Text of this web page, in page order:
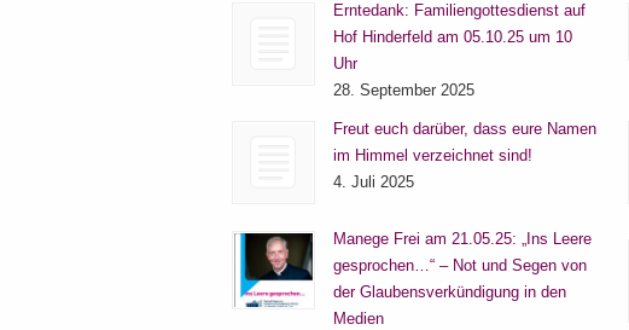
Erntedank: Familiengottesdienst auf
Hof Hinderfeld am 05.10.25 um 10
Uhr
28. September 2025
Freut euch darüber, dass eure Namen
im Himmel verzeichnet sind!
4. Juli 2025
Manege Frei am 21.05.25: „Ins Leere
gesprochen…“ – Not und Segen von
der Glaubensverkündigung in den
Medien